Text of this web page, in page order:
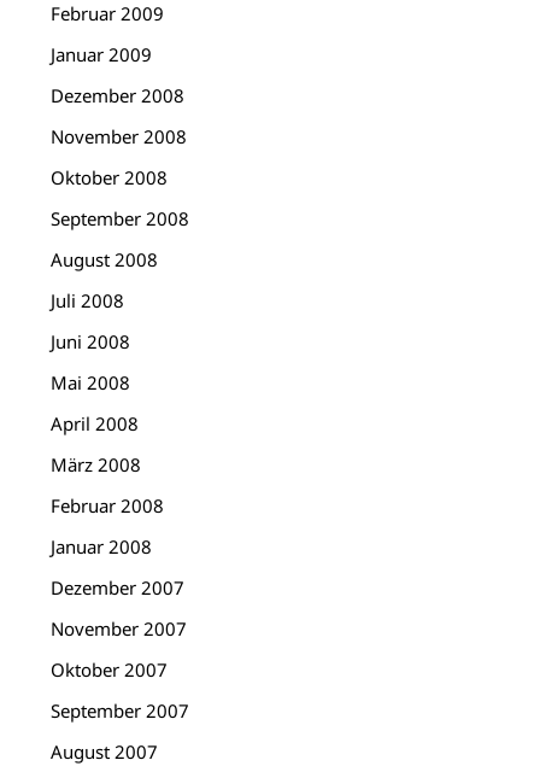
Februar 2009
Januar 2009
Dezember 2008
November 2008
Oktober 2008
September 2008
August 2008
Juli 2008
Juni 2008
Mai 2008
April 2008
März 2008
Februar 2008
Januar 2008
Dezember 2007
November 2007
Oktober 2007
September 2007
August 2007